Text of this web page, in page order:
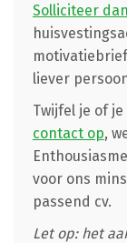
Solliciteer
liever
Twijfel je of
contact op,
voor ons
passend cv.
Let op: het